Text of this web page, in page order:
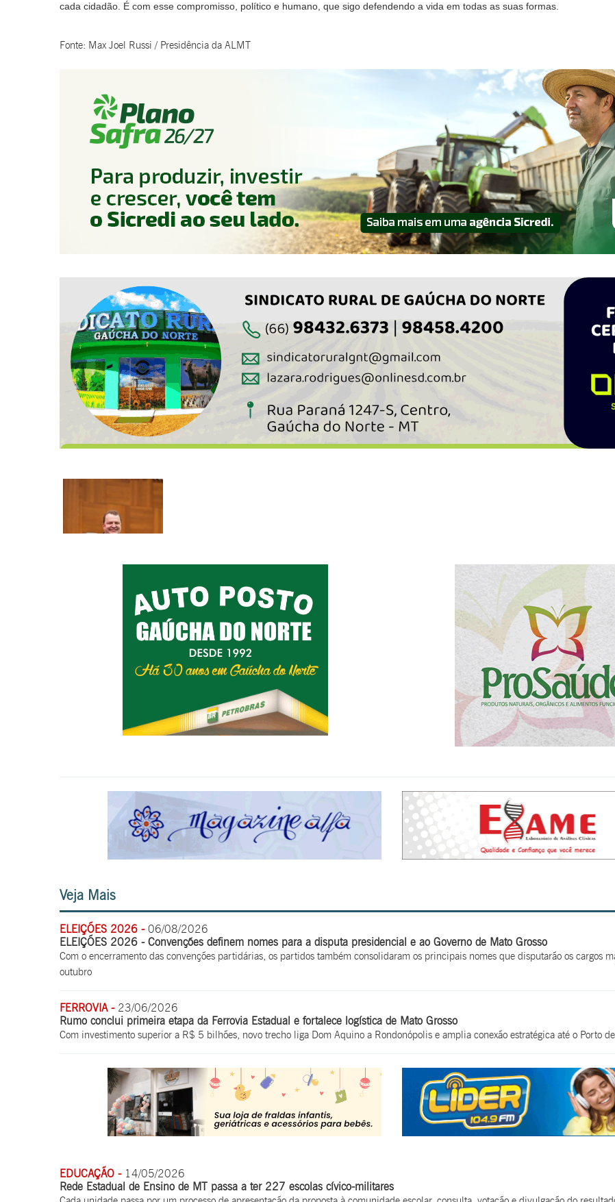
cada cidadão. É com esse compromisso, político e humano, que sigo defendendo a vida em todas as suas formas.
Fonte: Max Joel Russi / Presidência da ALMT
Veja Mais
ELEIÇÕES 2026 -06/08/2026
ELEIÇÕES 2026 - Convenções definem nomes para a disputa presidencial e ao Governo de Mato Grosso
Com o encerramento das convenções partidárias, os partidos também consolidaram os principais nomes que disputarão os cargos
outubro
FERROVIA -23/06/2026
Rumo conclui primeira etapa da Ferrovia Estadual e fortalece logística de Mato Grosso
Com investimento superior a R$ 5 bilhões, novo trecho liga Dom Aquino a Rondonópolis e amplia conexão estratégica até o Porto
EDUCAÇÃO -14/05/2026
Rede Estadual de Ensino de MT passa a ter 227 escolas cívico-militares